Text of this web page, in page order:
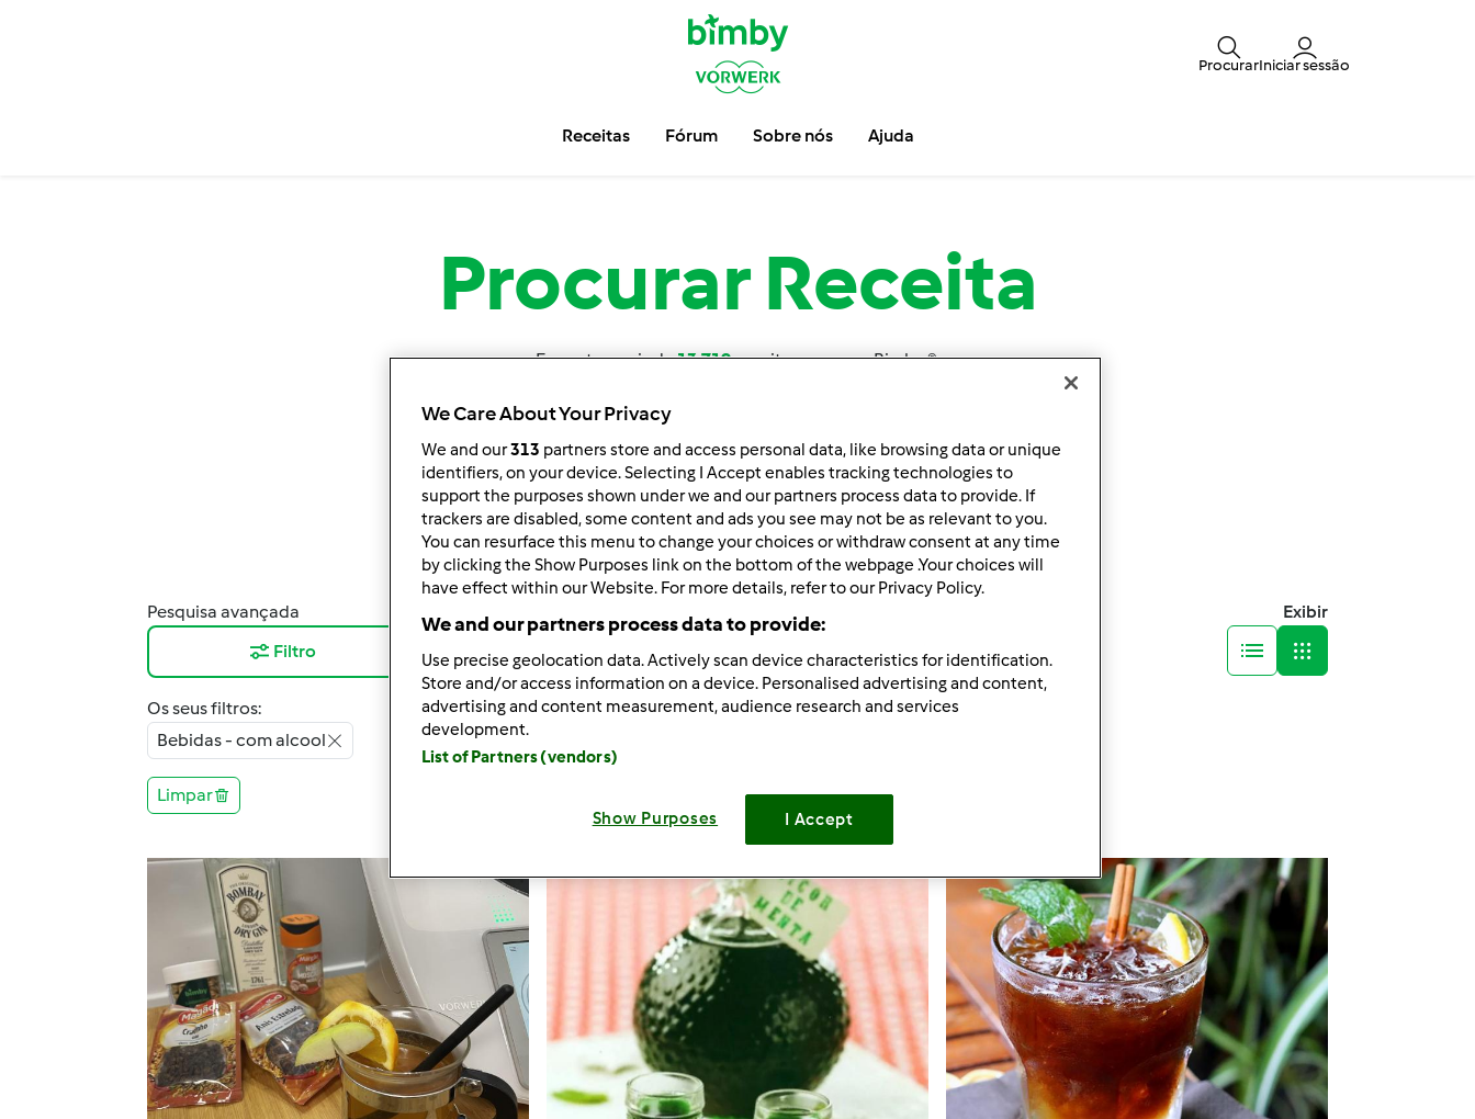
ProcurarIniciar sessão
Receitas Fórum Sobre nós Ajuda
ProcurarReceita
Encontre mais de13.719receitas para sua Bimby ®.
29Resultados
Pesquisa avançada
Filtro
Resultados por página:
12
Ordenar por:
Predefinido
Exibir
Os seus filtros:
Bebidas - com alcool
Limpar
We Care About Your Privacy
We and our313 partners store and access personal data, like browsing data or unique
identifiers, on your device. Selecting I Accept enables tracking technologies to
support the purposes shown under we and our partners process data to provide. If
trackers are disabled, some content and ads you see may not be as relevant to you.
You can resurface this menu to change your choices or withdraw consent at any time
by clicking the Show Purposes link on the bottom of the webpage .Your choices will
have effect within our Website. For more details, refer to our Privacy Policy.
We and our partners process data to provide:
Use precise geolocation data. Actively scan device characteristics for identification.
Store and/or access information on a device. Personalised advertising and content,
advertising and content measurement, audience research and services
development.
List of Partners (vendors)
Show Purposes I Accept